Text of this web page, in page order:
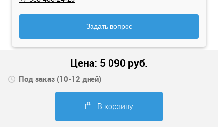
Задать вопрос
Цена: 5 090 руб.
Под заказ (10-12 дней)
В корзину